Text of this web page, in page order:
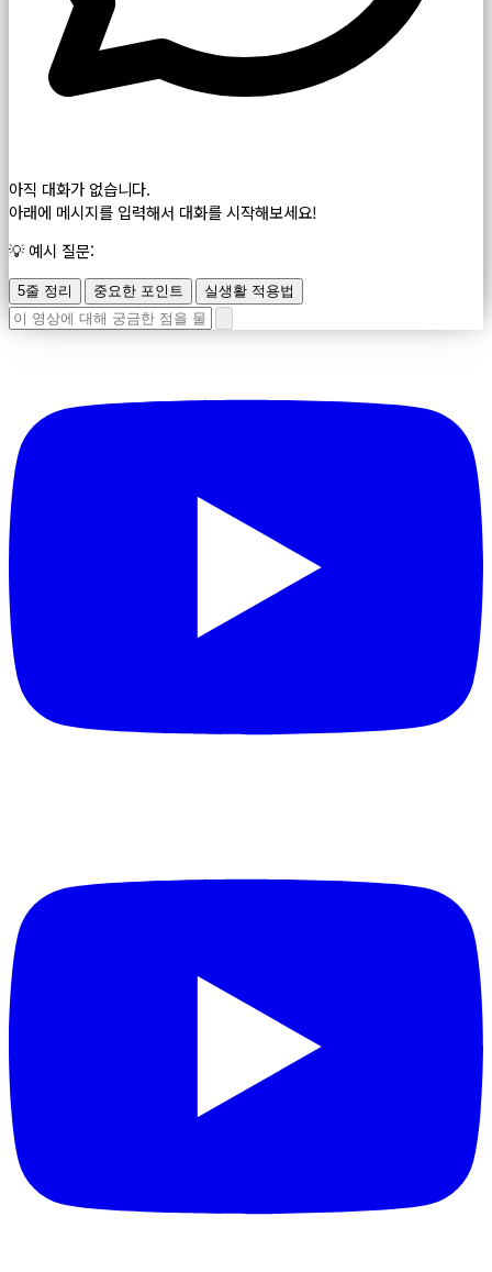
아직 대화가 없습니다.
아래에 메시지를 입력해서 대화를 시작해보세요!
💡 예시 질문:
5줄 정리 중요한 포인트 실생활 적용법